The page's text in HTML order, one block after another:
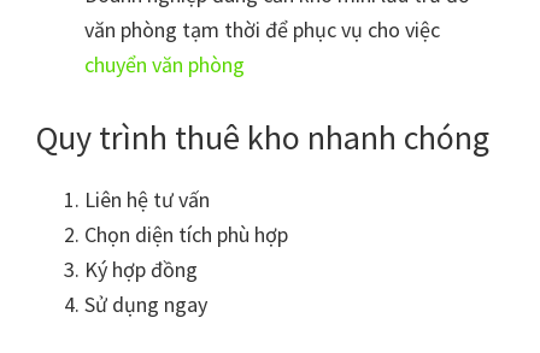
văn phòng tạm thời để phục vụ cho việc
chuyển văn phòng
Quy trình thuê kho nhanh chóng
Liên hệ tư vấn
Chọn diện tích phù hợp
Ký hợp đồng
Sử dụng ngay